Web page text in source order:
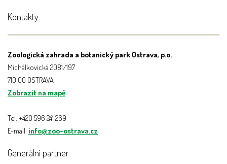
Kontakty
Zoologická zahrada a botanický park Ostrava, p.o.
Michálkovická 2081/197
710 00 OSTRAVA
Zobrazit na mapě
Tel: +420 596 241 269
E-mail: info@zoo-ostrava.cz
Generální partner